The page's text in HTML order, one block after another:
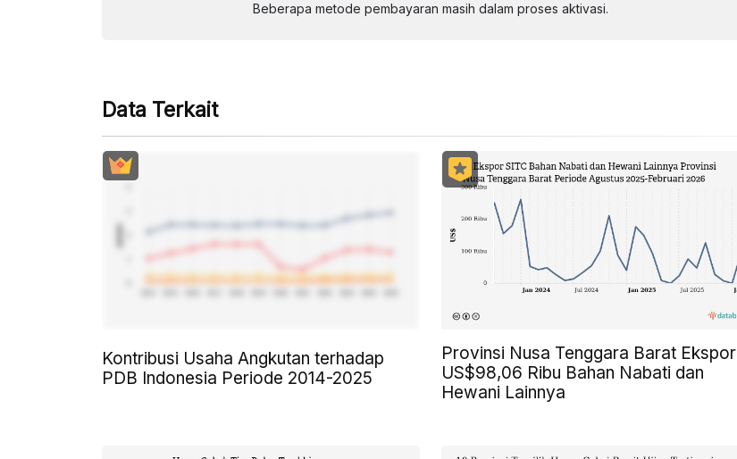
Beberapa metode pembayaran masih dalam proses aktivasi.
Data Terkait
Kontribusi Usaha Angkutan terhadap
PDB Indonesia Periode 2014-2025
Provinsi Nusa Tenggara Barat Ekspor
US$98,06 Ribu Bahan Nabati dan
Hewani Lainnya